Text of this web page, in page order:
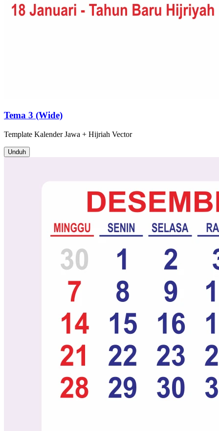
Tema 3 (Wide)
Template Kalender Jawa + Hijriah Vector
Unduh